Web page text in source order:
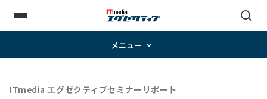
メニュー
ITmedia エグゼクティブセミナーリポート